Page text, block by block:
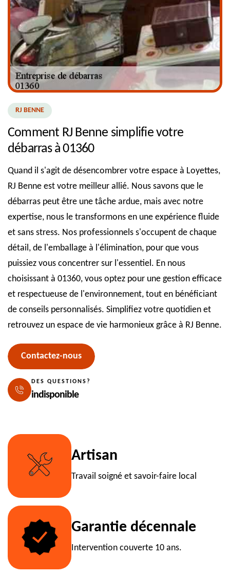
RJ BENNE
Comment RJ Benne simplifie votre
débarras à 01360
Quand il s'agit de désencombrer votre espace à Loyettes,
RJ Benne est votre meilleur allié. Nous savons que le
débarras peut être une tâche ardue, mais avec notre
expertise, nous le transformons en une expérience fluide
et sans stress. Nos professionnels s'occupent de chaque
détail, de l'emballage à l'élimination, pour que vous
puissiez vous concentrer sur l'essentiel. En nous
choisissant à 01360, vous optez pour une gestion efficace
et respectueuse de l'environnement, tout en bénéficiant
de conseils personnalisés. Simplifiez votre quotidien et
retrouvez un espace de vie harmonieux grâce à RJ Benne.
Contactez-nous
DES QUESTIONS?
indisponible
Artisan
Travail soigné et savoir-faire local
Garantie décennale
Intervention couverte 10 ans.